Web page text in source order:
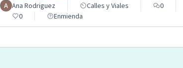
Ana Rodriguez Calles y Viales
0
0
Enmienda